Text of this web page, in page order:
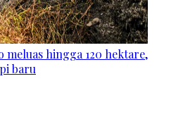
meluas hingga 120 hektare,
baru